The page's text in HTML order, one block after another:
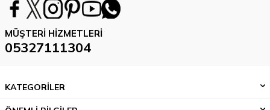
MÜŞTERI HIZMETLERI
05327111304
KATEGORİLER